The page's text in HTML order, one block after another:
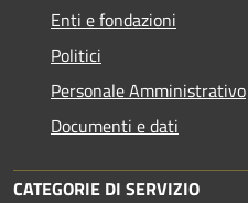
Enti e fondazioni
Politici
Personale Amministrativo
Documenti e dati
CATEGORIE DI SERVIZIO